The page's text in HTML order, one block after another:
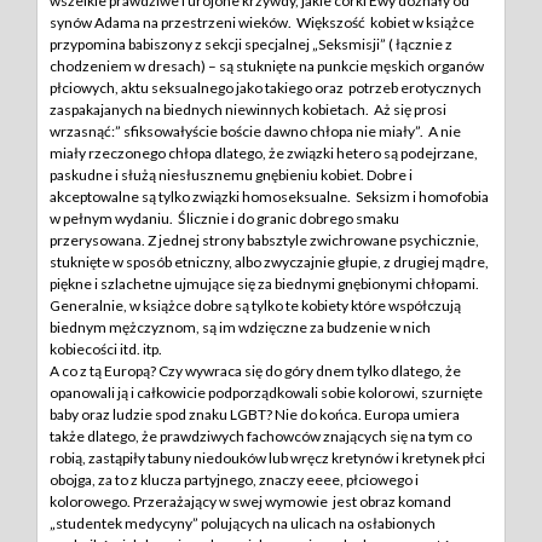
synów Adama na przestrzeni wieków. Większość kobiet w książce
przypomina babiszony z sekcji specjalnej „Seksmisji” ( łącznie z
chodzeniem w dresach) – są stuknięte na punkcie męskich organów
płciowych, aktu seksualnego jako takiego oraz potrzeb erotycznych
zaspakajanych na biednych niewinnych kobietach. Aż się prosi
wrzasnąć:” sfiksowałyście boście dawno chłopa nie miały”. A nie
miały rzeczonego chłopa dlatego, że związki hetero są podejrzane,
paskudne i służą niesłusznemu gnębieniu kobiet. Dobre i
akceptowalne są tylko związki homoseksualne. Seksizm i homofobia
w pełnym wydaniu. Ślicznie i do granic dobrego smaku
przerysowana. Z jednej strony babsztyle zwichrowane psychicznie,
stuknięte w sposób etniczny, albo zwyczajnie głupie, z drugiej mądre,
piękne i szlachetne ujmujące się za biednymi gnębionymi chłopami.
Generalnie, w książce dobre są tylko te kobiety które współczują
biednym mężczyznom, są im wdzięczne za budzenie w nich
kobiecości itd. itp.
A co z tą Europą? Czy wywraca się do góry dnem tylko dlatego, że
opanowali ją i całkowicie podporządkowali sobie kolorowi, szurnięte
baby oraz ludzie spod znaku LGBT? Nie do końca. Europa umiera
także dlatego, że prawdziwych fachowców znających się na tym co
robią, zastąpiły tabuny niedouków lub wręcz kretynów i kretynek płci
obojga, za to z klucza partyjnego, znaczy eeee, płciowego i
kolorowego. Przerażający w swej wymowie jest obraz komand
„studentek medycyny” polujących na ulicach na osłabionych